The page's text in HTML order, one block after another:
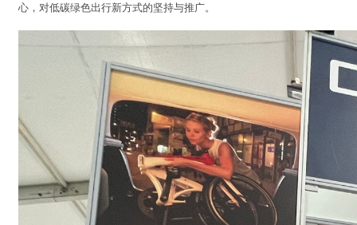
心，对低碳绿色出行新方式的坚持与推广。